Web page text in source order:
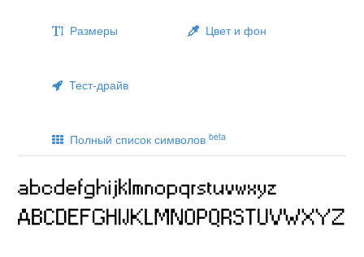
Размеры Цвет и фон
Тест-драйв
Полный список символов beta